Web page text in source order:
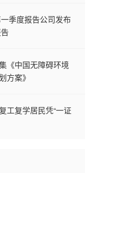
季度报告公司发布
《中国无障碍环境
方案》
工复学居民凭“一证